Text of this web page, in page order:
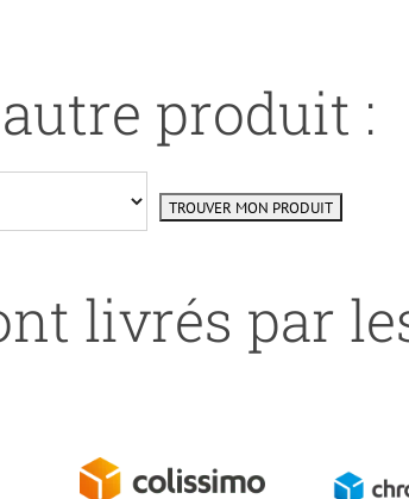
produit :
livrés par